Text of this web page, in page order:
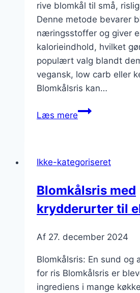
rive blomkål til små,
Denne metode bevarer
næringsstoffer og giver
kalorieindhold, hvilket
populært valg blandt
vegansk, low carb eller
Blomkålsris kan…
Læs mereBlomkålsris
uden
Ikke-kategoriseret
Blomkålsris med
krydderurter til
Af 27. december 2024
Blomkålsris: En sund og
for ris Blomkålsris er
ingrediens i mange